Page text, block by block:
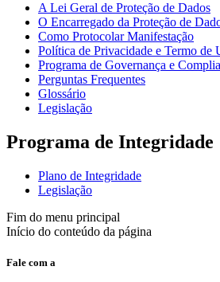
A Lei Geral de Proteção de Dados
O Encarregado da Proteção de
Como Protocolar Manifestação
Política de Privacidade e Termo de
Programa de Governança e
Perguntas Frequentes
Glossário
Legislação
Programa de Integridade
Plano de Integridade
Legislação
Fim do menu principal
Início do conteúdo da página
Fale com a